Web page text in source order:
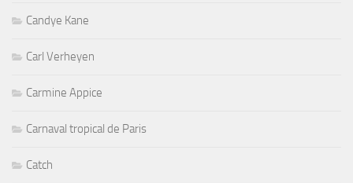
Candye Kane
Carl Verheyen
Carmine Appice
Carnaval tropical de Paris
Catch